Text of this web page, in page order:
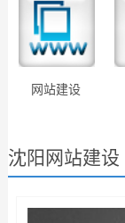
网站建设
沈阳网站建设